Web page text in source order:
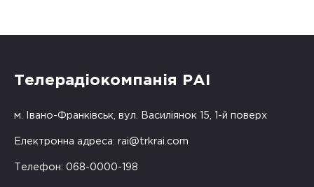
Телерадіокомпанія РАІ
м. Івано-Франківськ, вул. Василіянок 15, 1-й поверх
Електронна адреса: rai@trkrai.com
Телефон: 068-0000-198